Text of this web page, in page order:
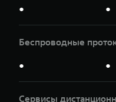
● ●
Беспроводные
● ●
Сервисы